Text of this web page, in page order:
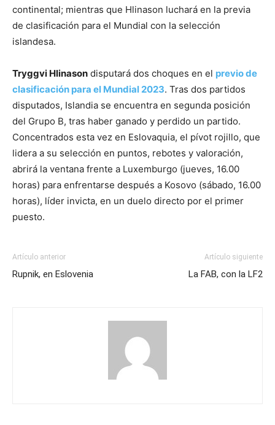
continental; mientras que Hlinason luchará en la previa
de clasificación para el Mundial con la selección
islandesa.
Tryggvi Hlinason disputará dos choques en el previo de
clasificación para el Mundial 2023. Tras dos partidos
disputados, Islandia se encuentra en segunda posición
del Grupo B, tras haber ganado y perdido un partido.
Concentrados esta vez en Eslovaquia, el pívot rojillo, que
lidera a su selección en puntos, rebotes y valoración,
abrirá la ventana frente a Luxemburgo (jueves, 16.00
horas) para enfrentarse después a Kosovo (sábado, 16.00
horas), líder invicta, en un duelo directo por el primer
puesto.
Artículo anterior
Rupnik, en Eslovenia
Artículo siguiente
La FAB, con la LF2